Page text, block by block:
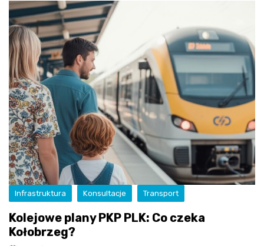
Infrastruktura Konsultacje Transport
Kolejowe plany PKP PLK: Co czeka
Kołobrzeg?